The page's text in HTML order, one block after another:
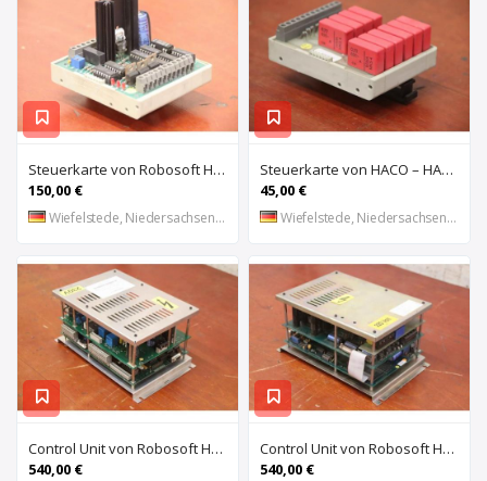
Steuerkarte von Robosoft HACO – HACC 013 PPES 30135
150,00 €
Wiefelstede, Niedersachsen, DE
Steuerkarte von HACO – HACE 032 PPES 30135
45,00 €
Wiefelstede, Niedersachsen, DE
Control Unit von Robosoft HACO – 411-1153 PPES 30135
540,00 €
Control Unit von Robosoft HACO – 411-1084 / 412-0112 / 412-0094 PPES 30135
540,00 €